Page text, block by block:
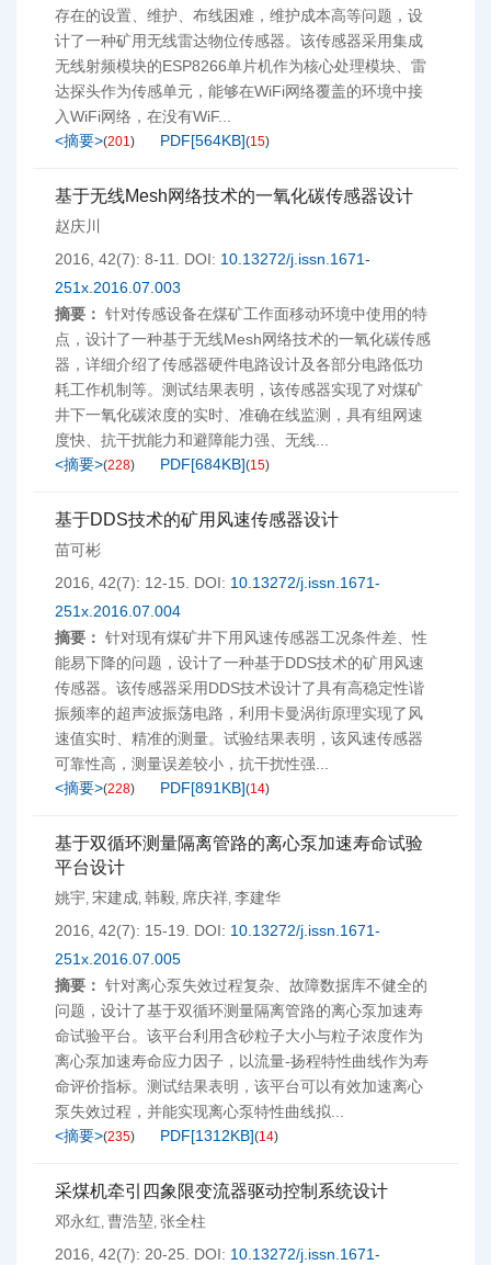
存在的设置、维护、布线困难，维护成本高等问题，设
计了一种矿用无线雷达物位传感器。该传感器采用集成
无线射频模块的ESP8266单片机作为核心处理模块、雷
达探头作为传感单元，能够在WiFi网络覆盖的环境中接
入WiFi网络，在没有WiF...
<摘要>(201) PDF[564KB](15)
基于无线Mesh网络技术的一氧化碳传感器设计
赵庆川
2016, 42(7): 8-11.
DOI: 10.13272/j.issn.1671-
251x.2016.07.003
摘要： 针对传感设备在煤矿工作面移动环境中使用的特
点，设计了一种基于无线Mesh网络技术的一氧化碳传感
器，详细介绍了传感器硬件电路设计及各部分电路低功
耗工作机制等。测试结果表明，该传感器实现了对煤矿
井下一氧化碳浓度的实时、准确在线监测，具有组网速
度快、抗干扰能力和避障能力强、无线...
<摘要>(228) PDF[684KB](15)
基于DDS技术的矿用风速传感器设计
苗可彬
2016, 42(7): 12-15.
DOI: 10.13272/j.issn.1671-
251x.2016.07.004
摘要： 针对现有煤矿井下用风速传感器工况条件差、性
能易下降的问题，设计了一种基于DDS技术的矿用风速
传感器。该传感器采用DDS技术设计了具有高稳定性谐
振频率的超声波振荡电路，利用卡曼涡街原理实现了风
速值实时、精准的测量。试验结果表明，该风速传感器
可靠性高，测量误差较小，抗干扰性强...
<摘要>(228) PDF[891KB](14)
基于双循环测量隔离管路的离心泵加速寿命试验
平台设计
姚宇, 宋建成, 韩毅, 席庆祥, 李建华
2016, 42(7): 15-19.
DOI: 10.13272/j.issn.1671-
251x.2016.07.005
摘要： 针对离心泵失效过程复杂、故障数据库不健全的
问题，设计了基于双循环测量隔离管路的离心泵加速寿
命试验平台。该平台利用含砂粒子大小与粒子浓度作为
离心泵加速寿命应力因子，以流量-扬程特性曲线作为寿
命评价指标。测试结果表明，该平台可以有效加速离心
泵失效过程，并能实现离心泵特性曲线拟...
<摘要>(235) PDF[1312KB](14)
采煤机牵引四象限变流器驱动控制系统设计
邓永红, 曹浩堃, 张全柱
2016, 42(7): 20-25.
DOI: 10.13272/j.issn.1671-